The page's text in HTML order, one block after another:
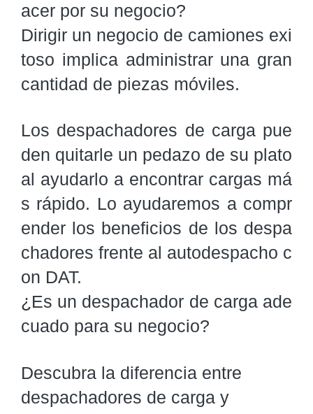
acer por su negocio?
Dirigir un negocio de camiones exi
toso implica administrar una gran
cantidad de piezas móviles.
Los despachadores de carga pue
den quitarle un pedazo de su plato
al ayudarlo a encontrar cargas má
s rápido. Lo ayudaremos a compr
ender los beneficios de los despa
chadores frente al autodespacho c
on DAT.
¿Es un despachador de carga ade
cuado para su negocio?
Descubra la diferencia entre
despachadores de carga y